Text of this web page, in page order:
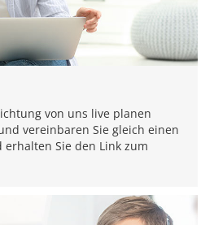
von uns live planen
vereinbaren Sie gleich einen
Sie den Link zum